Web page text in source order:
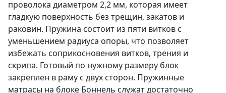
проволока диаметром 2,2 мм, которая имеет
гладкую поверхность без трещин, закатов и
раковин. Пружина состоит из пяти витков с
уменьшением радиуса опоры, что позволяет
избежать соприкосновения витков, трения и
скрипа. Готовый по нужному размеру блок
закреплен в раму с двух сторон. Пружинные
матрасы на блоке Боннель служат достаточно